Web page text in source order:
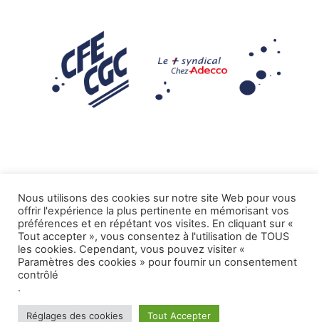
Mentions légales
Tous droits réservés CFE-CGC ADECCO.
Nous utilisons des cookies sur notre site Web pour vous
offrir l'expérience la plus pertinente en mémorisant vos
préférences et en répétant vos visites. En cliquant sur «
Tout accepter », vous consentez à l'utilisation de TOUS
les cookies. Cependant, vous pouvez visiter «
Paramètres des cookies » pour fournir un consentement
contrôlé
.
Réglages des cookies Tout Accepter